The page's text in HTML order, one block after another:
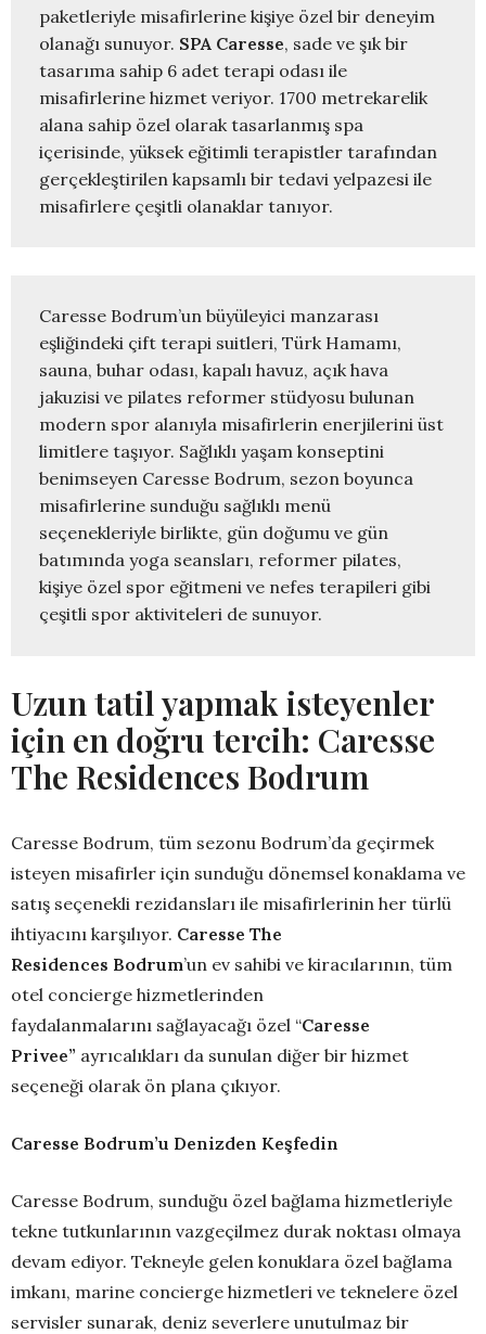
paketleriyle misafirlerine kişiye özel bir deneyim
olanağı sunuyor. SPA Caresse, sade ve şık bir
tasarıma sahip 6 adet terapi odası ile
misafirlerine hizmet veriyor. 1700 metrekarelik
alana sahip özel olarak tasarlanmış spa
içerisinde, yüksek eğitimli terapistler tarafından
gerçekleştirilen kapsamlı bir tedavi yelpazesi ile
misafirlere çeşitli olanaklar tanıyor.
Caresse Bodrum’un büyüleyici manzarası
eşliğindeki çift terapi suitleri, Türk Hamamı,
sauna, buhar odası, kapalı havuz, açık hava
jakuzisi ve pilates reformer stüdyosu bulunan
modern spor alanıyla misafirlerin enerjilerini üst
limitlere taşıyor. Sağlıklı yaşam konseptini
benimseyen Caresse Bodrum, sezon boyunca
misafirlerine sunduğu sağlıklı menü
seçenekleriyle birlikte, gün doğumu ve gün
batımında yoga seansları, reformer pilates,
kişiye özel spor eğitmeni ve nefes terapileri gibi
çeşitli spor aktiviteleri de sunuyor.
Uzun tatil yapmak isteyenler
için en doğru tercih: Caresse
The Residences Bodrum
Caresse Bodrum, tüm sezonu Bodrum’da geçirmek
isteyen misafirler için sunduğu dönemsel konaklama ve
satış seçenekli rezidansları ile misafirlerinin her türlü
ihtiyacını karşılıyor. Caresse The
Residences Bodrum’un ev sahibi ve kiracılarının, tüm
otel concierge hizmetlerinden
faydalanmalarını sağlayacağı özel “Caresse
Privee” ayrıcalıkları da sunulan diğer bir hizmet
seçeneği olarak ön plana çıkıyor.
Caresse Bodrum’u Denizden Keşfedin
Caresse Bodrum, sunduğu özel bağlama hizmetleriyle
tekne tutkunlarının vazgeçilmez durak noktası olmaya
devam ediyor. Tekneyle gelen konuklara özel bağlama
imkanı, marine concierge hizmetleri ve teknelere özel
servisler sunarak, deniz severlere unutulmaz bir